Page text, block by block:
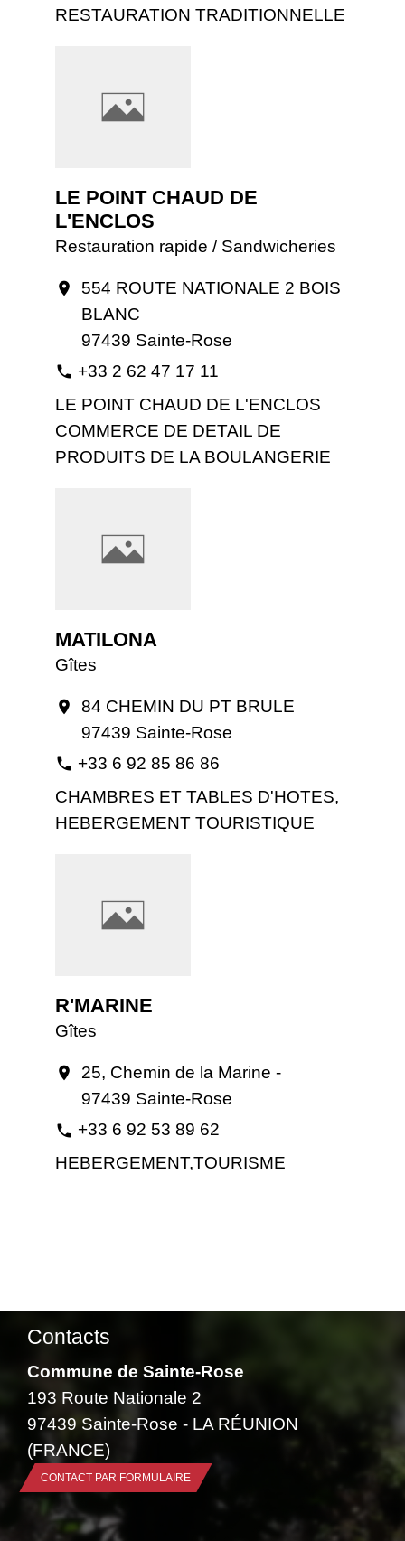
RESTAURATION TRADITIONNELLE
LE POINT CHAUD DE
L'ENCLOS
Restauration rapide / Sandwicheries
location_on
554 ROUTE NATIONALE 2 BOIS
BLANC
97439 Sainte-Rose
phone +33 2 62 47 17 11
LE POINT CHAUD DE L'ENCLOS
COMMERCE DE DETAIL DE
PRODUITS DE LA BOULANGERIE
MATILONA
Gîtes
location_on
84 CHEMIN DU PT BRULE
97439 Sainte-Rose
phone +33 6 92 85 86 86
CHAMBRES ET TABLES D'HOTES,
HEBERGEMENT TOURISTIQUE
R'MARINE
Gîtes
location_on
25, Chemin de la Marine -
97439 Sainte-Rose
phone +33 6 92 53 89 62
HEBERGEMENT,TOURISME
Contacts
Commune de Sainte-Rose
193 Route Nationale 2
97439 Sainte-Rose - LA RÉUNION
(FRANCE)
CONTACT PAR FORMULAIRE